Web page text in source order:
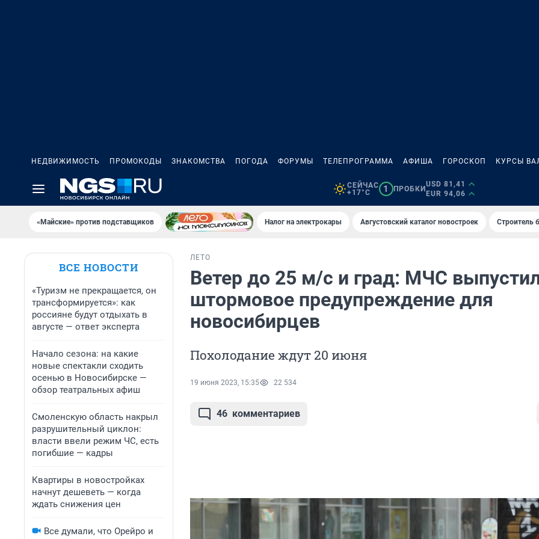
НЕДВИЖИМОСТЬ ПРОМОКОДЫ ЗНАКОМСТВА ПОГОДА ФОРУМЫ ТЕЛЕПРОГРАММА АФИША ГОРОСКОП КУРСЫ
СЕЙЧАС
+17°C
1 ПРОБКИ
USD 81,41
EUR 94,06
«Майские» против подставщиков Налог на электрокары Августовский каталог новостроек Строитель
ВСЕ НОВОСТИ
«Туризм не прекращается, он
трансформируется»: как
россияне будут отдыхать в
августе — ответ эксперта
Начало сезона: на какие
новые спектакли сходить
осенью в Новосибирске —
обзор театральных афиш
Смоленскую область накрыл
разрушительный циклон:
власти ввели режим ЧС, есть
погибшие — кадры
Квартиры в новостройках
начнут дешеветь — когда
ждать снижения цен
Все думали, что Орейро и
ЛЕТО
Ветер до 25 м/с и град: МЧС
штормовое предупреждение для
новосибирцев
Похолодание ждут 20 июня
19 июня 2023, 15:35 22 534
46 комментариев